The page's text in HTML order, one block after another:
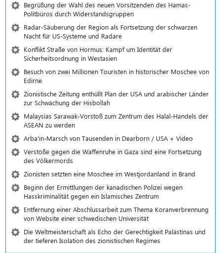
Begrüßung der Wahl des neuen Vorsitzenden des Hamas-
Politbüros durch Widerstandsgruppen
Radar-Säuberung der Region als Fortsetzung der schwarzen
Nacht für US-Systeme und Radare
Konflikt Straße von Hormus: Kampf um Identität der
Sicherheitsordnung in Westasien
Besuch von zwei Millionen Touristen in historischer Moschee von
Edirne
Zionistische Zeitung enthüllt Plan der USA und arabischer Länder
zur Schwächung der Hisbollah
Malaysias Sarawak-Vorstoß zum Zentrum des Halal-Handels der
ASEAN zu werden
Arba'in-Marsch von Tausenden in Dearborn / USA + Video
Verstöße gegen die Waffenruhe in Gaza sind eine Fortsetzung
des Völkermords
Zionisten setzten eine Moschee im Westjordanland in Brand
Beginn der Ermittlungen der kanadischen Polizei wegen
Hasskriminalität gegen ein Islamisches Zentrum
Entfernung einer Abschlussarbeit zum Thema Koranverbrennung
von Website einer schwedischen Universität
Die Weltmeisterschaft als Echo der Gerechtigkeit Palästinas und
der tieferen Isolation des zionistischen Regimes